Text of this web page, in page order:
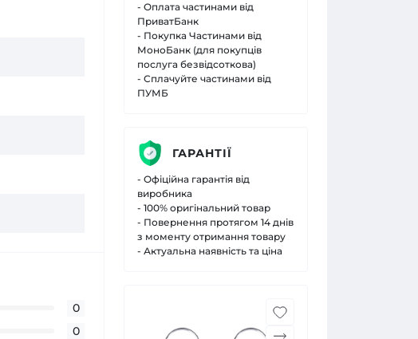
0
0
- Оплата частинами від
ПриватБанк
- Покупка Частинами від
МоноБанк (для покупців
послуга безвідсоткова)
- Сплачуйте частинами від
ПУМБ
ГАРАНТІЇ
- Офіційна гарантія від
виробника
- 100% оригінальний товар
- Повернення протягом 14 днів
з моменту отримання товару
- Актуальна наявність та ціна